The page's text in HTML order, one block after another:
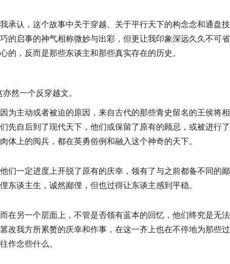
我承认，这个故事中关于穿越、关于平行天下的构念念和通盘技
巧的启事的神气相称微妙与出彩，但更让我印象深远久久不可省
心的，反而是那些东谈主和那些真实存在的历史。
亦然一个反穿越文。
因为主动或者被迫的原因，来自古代的那些青史留名的王侯将相
们先自后到了现代天下，他们或保留了原有的顾忌，或被进行了
肉体上的阅兵，都在英勇俗例和融入这个神奇的天下。
他们一定进度上开脱了原有的庆幸，领有了与之前都备不同的鄙
俚东谈主生，诚然鄙俚，但也过得让东谈主感到平稳。
而在另一个层面上，不管是否领有蓝本的回忆，他们终究是无法
篡改我方所累赘的庆幸和作事，在这一齐上也在不停地为那些过
往作念些什么。